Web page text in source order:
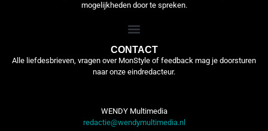
mogelijkheden door te spreken.
CONTACT
Alle liefdesbrieven, vragen over MonStyle of feedback mag je doorsturen
naar onze eindredacteur.
WENDY Multimedia
redactie@wendymultimedia.nl